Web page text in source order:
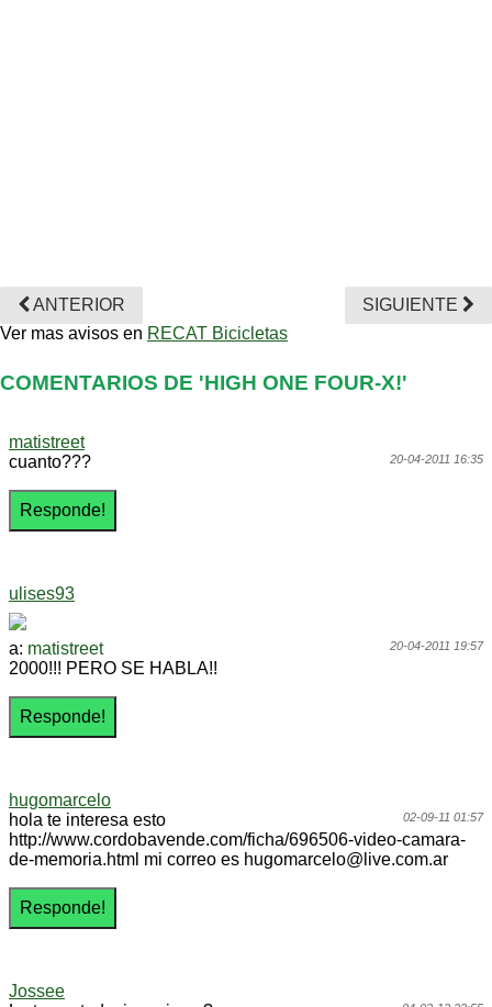
ANTERIOR
SIGUIENTE
Ver mas avisos en RECAT Bicicletas
COMENTARIOS DE 'HIGH ONE FOUR-X!'
matistreet
20-04-2011 16:35
cuanto???
ulises93
20-04-2011 19:57
a: matistreet
2000!!! PERO SE HABLA!!
hugomarcelo
02-09-11 01:57
hola te interesa esto
http://www.cordobavende.com/ficha/696506-video-camara-
de-memoria.html mi correo es hugomarcelo@live.com.ar
Jossee